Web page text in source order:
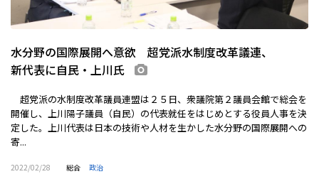
水分野の国際展開へ意欲 超党派水制度改革議連、
新代表に自民・上川氏
超党派の水制度改革議員連盟は２５日、衆議院第２議員会館で総会を
開催し、上川陽子議員（自民）の代表就任をはじめとする役員人事を決
定した。上川代表は日本の技術や人材を生かした水分野の国際展開への
寄...
2022/02/28 総合 政治